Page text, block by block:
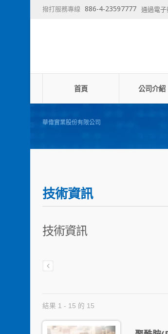
撥打服務專線 886-4-23597777 通過電子
首頁 公司介紹
華偉實業股份有限公司
技術資訊
技術資訊
結果 1 - 15 的 15